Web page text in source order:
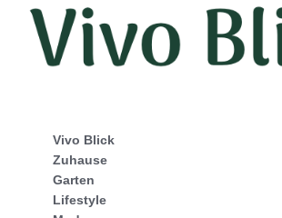
Vivo Blick
Zuhause
Garten
Lifestyle